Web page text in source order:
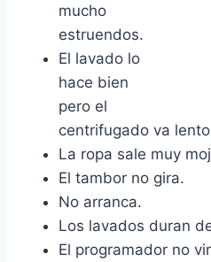
mucho
estruendos.
El lavado lo
hace bien
pero el
centrifugado va
La ropa sale muy
El tambor no gira.
No arranca.
Los lavados duran
El programador no